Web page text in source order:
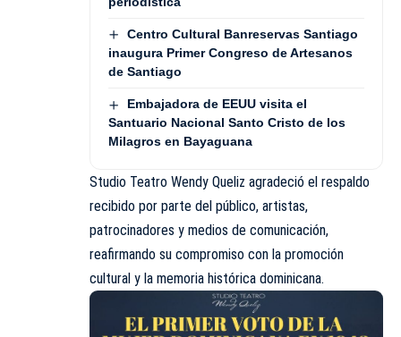
Centro Cultural Banreservas Santiago
inaugura Primer Congreso de Artesanos
de Santiago
Embajadora de EEUU visita el
Santuario Nacional Santo Cristo de los
Milagros en Bayaguana
Studio Teatro Wendy Queliz agradeció el respaldo
recibido por parte del público, artistas,
patrocinadores y medios de comunicación,
reafirmando su compromiso con la promoción
cultural y la memoria histórica dominicana.